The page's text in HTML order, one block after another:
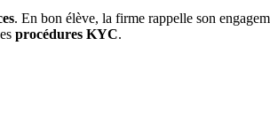
. En bon élève, la firme rappelle son
procédures KYC.